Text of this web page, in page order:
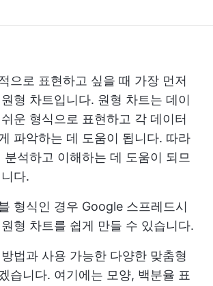
으로 표현하고 싶을 때 가장 먼저
형 차트입니다. 원형 차트는 데이
운 형식으로 표현하고 각 데이터
파악하는 데 도움이 됩니다. 따라
분석하고 이해하는 데 도움이 되므
다.
형식인 경우 Google 스프레드시
형 차트를 쉽게 만들 수 있습니다.
법과 사용 가능한 다양한 맞춤형
습니다. 여기에는 모양, 백분율 표